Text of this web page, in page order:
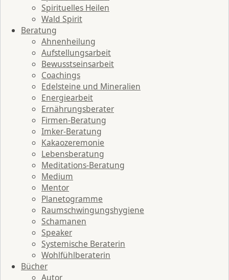
Spirituelles Heilen
Wald Spirit
Beratung
Ahnenheilung
Aufstellungsarbeit
Bewusstseinsarbeit
Coachings
Edelsteine und Mineralien
Energiearbeit
Ernährungsberater
Firmen-Beratung
Imker-Beratung
Kakaozeremonie
Lebensberatung
Meditations-Beratung
Medium
Mentor
Planetogramme
Raumschwingungshygiene
Schamanen
Speaker
Systemische Beraterin
Wohlfühlberaterin
Bücher
Autor